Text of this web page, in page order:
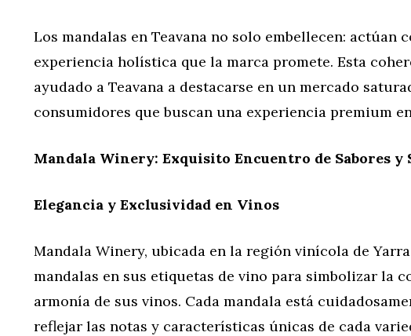
Los mandalas en Teavana no solo embellecen: actúan
experiencia holística que la marca promete. Esta
ayudado a Teavana a destacarse en un mercado
consumidores que buscan una experiencia premium
Mandala Winery: Exquisito Encuentro de Sabores y
Elegancia y Exclusividad en Vinos
Mandala Winery, ubicada en la región vinícola de
mandalas en sus etiquetas de vino para simbolizar la
armonía de sus vinos. Cada mandala está
reflejar las notas y características únicas de cada